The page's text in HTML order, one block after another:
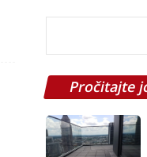
Pročitajte